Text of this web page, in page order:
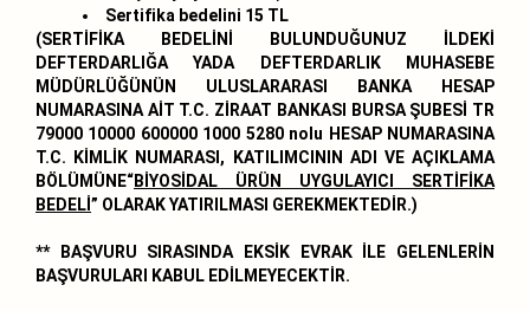
Sertifika bedelini 15 TL
(SERTİFİKA BEDELİNİ BULUNDUĞUNUZ İLDEKİ
DEFTERDARLIĞA YADA DEFTERDARLIK MUHASEBE
MÜDÜRLÜĞÜNÜN ULUSLARARASI BANKA HESAP
NUMARASINA AİT T.C. ZİRAAT BANKASI BURSA ŞUBESİ TR
79000 10000 600000 1000 5280 nolu HESAP NUMARASINA
T.C. KİMLİK NUMARASI, KATILIMCININ ADI VE AÇIKLAMA
BÖLÜMÜNE“BİYOSİDAL ÜRÜN UYGULAYICI SERTİFİKA
BEDELİ ” OLARAK YATIRILMASI GEREKMEKTEDİR.)
** BAŞVURU SIRASINDA EKSİK EVRAK İLE GELENLERİN
BAŞVURULARI KABUL EDİLMEYECEKTİR.